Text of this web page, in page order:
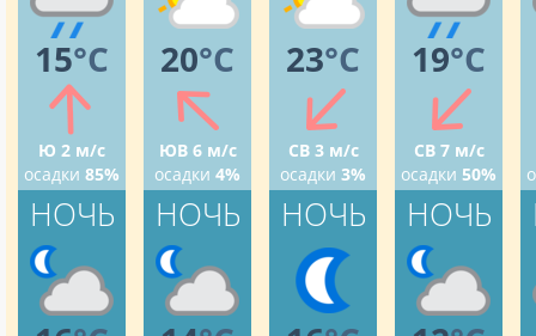
15°C
Ю 2 м/с
осадки 85%
НОЧЬ
20°C
ЮВ 6 м/с
осадки 4%
НОЧЬ
23°C
СВ 3 м/с
осадки 3%
НОЧЬ
19°C
СВ 7 м/с
осадки 50%
НОЧЬ